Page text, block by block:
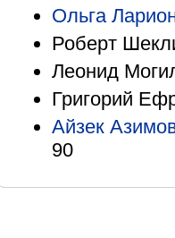
Ольга
Роберт
Леонид
Григорий
Айзек
90